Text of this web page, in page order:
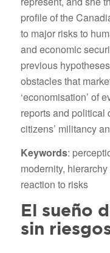
profile of the
to major risks to
and economic
previous
obstacles that
‘economisation’ of
reports and political
citizens’ militancy
Keywords:
modernity,
reaction to risks
El sueño
sin